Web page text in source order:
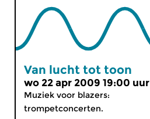
Van lucht tot toon
wo 22 apr 2009 19:00 uur
Muziek voor blazers:
trompetconcerten.